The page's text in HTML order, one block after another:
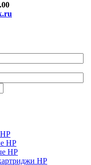
HP
HP
HP